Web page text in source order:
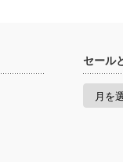
セール
セ